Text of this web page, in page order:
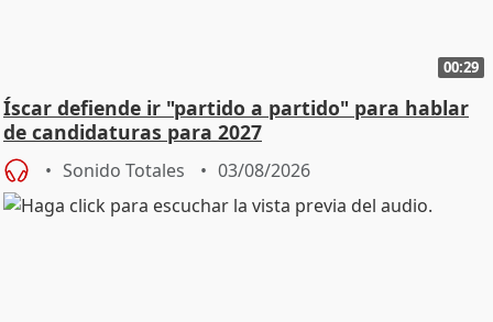
00:29
Íscar defiende ir "partido a partido" para hablar
de candidaturas para 2027
Sonido Totales 03/08/2026